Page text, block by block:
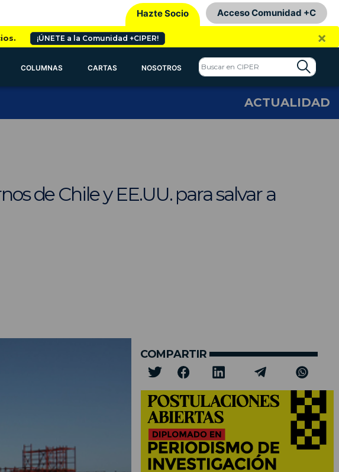
Hazte Socio Acceso Comunidad +C
¡ÚNETE a la Comunidad +CIPER! ×
COLUMNAS CARTAS NOSOTROS
ACTUALIDAD
de Chile y EE.UU. para salvar a
COMPARTIR